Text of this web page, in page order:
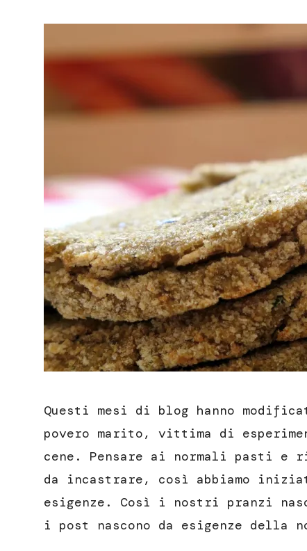
Questi mesi di blog hanno
povero marito, vittima di
cene. Pensare ai normali pasti
da incastrare, così abbiamo
esigenze. Così i nostri pranzi
i post nascono da esigenze della